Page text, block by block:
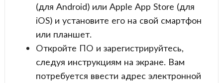
(для Android) или Apple App Store (для
iOS) и установите его на свой смартфон
или планшет.
Откройте ПО и зарегистрируйтесь,
следуя инструкциям на экране. Вам
потребуется ввести адрес электронной